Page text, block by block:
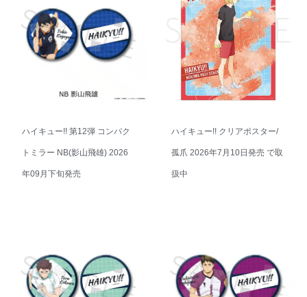
ハイキュー!! 第12弾 コンパク
トミラー NB(影山飛雄) 2026
年09月下旬発売
ハイキュー!! クリアポスター/
孤爪 2026年7月10日発売 で取
扱中